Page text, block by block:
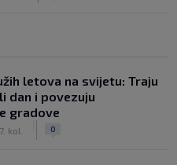
letova na svijetu: Traju
dan i povezuju
gradove
7. kol. 0